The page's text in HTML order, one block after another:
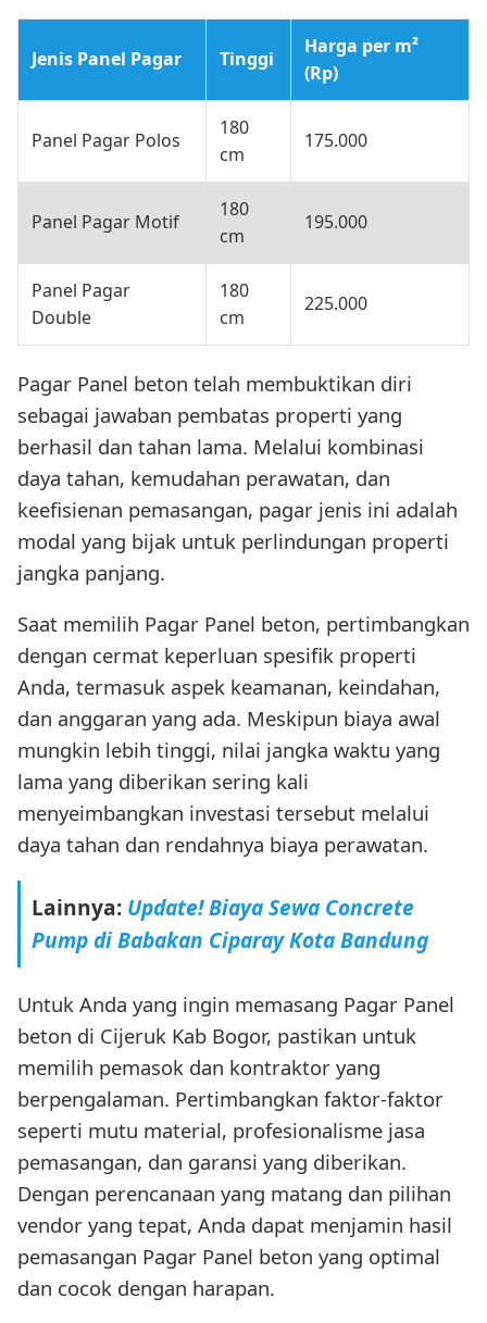
Jenis Panel Pagar Tinggi
Harga per m²
(Rp)
Panel Pagar Polos
180
cm
175.000
Panel Pagar Motif
180
cm
195.000
Panel Pagar
Double
180
cm
225.000
Pagar Panel beton telah membuktikan diri
sebagai jawaban pembatas properti yang
berhasil dan tahan lama. Melalui kombinasi
daya tahan, kemudahan perawatan, dan
keefisienan pemasangan, pagar jenis ini adalah
modal yang bijak untuk perlindungan properti
jangka panjang.
Saat memilih Pagar Panel beton, pertimbangkan
dengan cermat keperluan spesifik properti
Anda, termasuk aspek keamanan, keindahan,
dan anggaran yang ada. Meskipun biaya awal
mungkin lebih tinggi, nilai jangka waktu yang
lama yang diberikan sering kali
menyeimbangkan investasi tersebut melalui
daya tahan dan rendahnya biaya perawatan.
Lainnya: Update! Biaya Sewa Concrete
Pump di Babakan Ciparay Kota Bandung
Untuk Anda yang ingin memasang Pagar Panel
beton di Cijeruk Kab Bogor, pastikan untuk
memilih pemasok dan kontraktor yang
berpengalaman. Pertimbangkan faktor-faktor
seperti mutu material, profesionalisme jasa
pemasangan, dan garansi yang diberikan.
Dengan perencanaan yang matang dan pilihan
vendor yang tepat, Anda dapat menjamin hasil
pemasangan Pagar Panel beton yang optimal
dan cocok dengan harapan.